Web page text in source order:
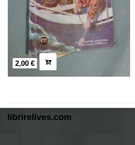
2,00 €
librirelives.com